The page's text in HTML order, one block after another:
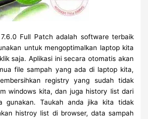
7.6.0 Full Patch adalah software terbaik
untuk mengoptimalkan laptop kita
saja. Aplikasi ini secara otomatis akan
file sampah yang ada di laptop kita,
registry yang sudah tidak
windows kita, dan juga history list dari
gunakan. Taukah anda jika kita tidak
histroy list di browser, data sampah